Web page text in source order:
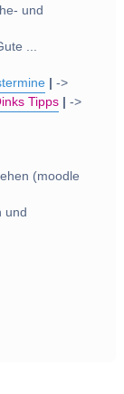
und
...
->
Tipps
->
(moodle
und